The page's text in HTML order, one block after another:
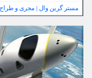
مستر گرین وال | مجری و طراح